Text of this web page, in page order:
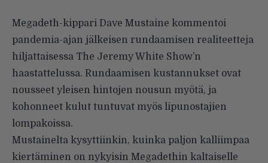
Megadeth-kippari Dave Mustaine kommentoi
pandemia-ajan jälkeisen rundaamisen realiteetteja
hiljattaisessa The Jeremy White Show’n
haastattelussa. Rundaamisen kustannukset ovat
nousseet yleisen hintojen nousun myötä, ja
kohonneet kulut tuntuvat myös lipunostajien
lompakoissa.
Mustainelta kysyttiinkin, kuinka paljon kalliimpaa
kiertäminen on nykyisin Megadethin kaltaiselle